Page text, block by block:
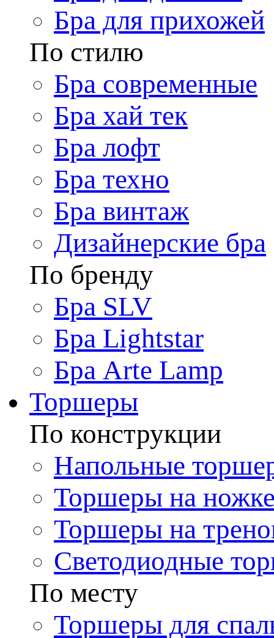
Бра для прихожей
По стилю
Бра современные
Бра хай тек
Бра лофт
Бра техно
Бра винтаж
Дизайнерские бра
По бренду
Бра SLV
Бра Lightstar
Бра Arte Lamp
Торшеры
По конструкции
Напольные
Торшеры на
Торшеры на
Светодиодные
По месту
Торшеры для